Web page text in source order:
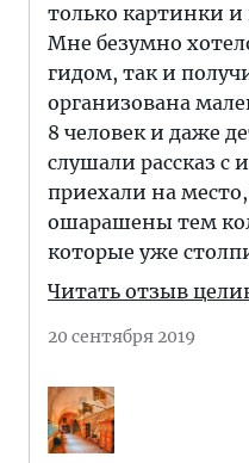
только картинки
Мне безумно
гидом, так и
организована
8 человек и даже
слушали рассказ с
приехали на
ошарашены тем
которые уже
Читать отзыв
20 сентября 2019